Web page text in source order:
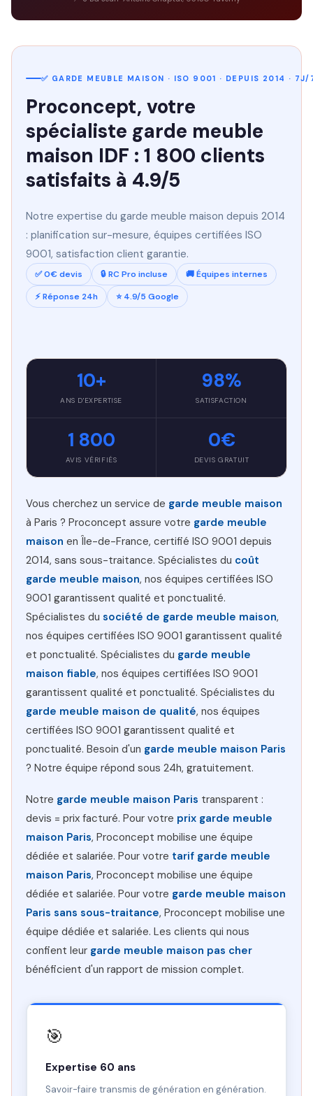
✅ GARDE MEUBLE MAISON · ISO 9001 · DEPUIS 2014 · 7J/
Proconcept, votre
spécialiste garde meuble
maison IDF : 1 800 clients
satisfaits à 4.9/5
Notre expertise du garde meuble maison depuis 2014
: planification sur-mesure, équipes certifiées ISO
9001, satisfaction client garantie.
✅ 0€ devis 🔒 RC Pro incluse
🚚 Équipes internes
⚡ Réponse 24h
⭐ 4.9/5 Google
10+
ANS D'EXPERTISE
98%
SATISFACTION
1 800
AVIS VÉRIFIÉS
0€
DEVIS GRATUIT
Vous cherchez un service de garde meuble maison
à Paris ? Proconcept assure votre garde meuble
maison en Île-de-France, certifié ISO 9001 depuis
2014, sans sous-traitance. Spécialistes du coût
garde meuble maison, nos équipes certifiées ISO
9001 garantissent qualité et ponctualité.
Spécialistes du société de garde meuble maison,
nos équipes certifiées ISO 9001 garantissent qualité
et ponctualité. Spécialistes du garde meuble
maison fiable, nos équipes certifiées ISO 9001
garantissent qualité et ponctualité. Spécialistes du
garde meuble maison de qualité, nos équipes
certifiées ISO 9001 garantissent qualité et
ponctualité. Besoin d'un garde meuble maison Paris
? Notre équipe répond sous 24h, gratuitement.
Notre garde meuble maison Paris transparent :
devis = prix facturé. Pour votre prix garde meuble
maison Paris, Proconcept mobilise une équipe
dédiée et salariée. Pour votre tarif garde meuble
maison Paris, Proconcept mobilise une équipe
dédiée et salariée. Pour votre garde meuble maison
Paris sans sous-traitance, Proconcept mobilise une
équipe dédiée et salariée. Les clients qui nous
confient leur garde meuble maison pas cher
bénéficient d'un rapport de mission complet.
🎯
Expertise 60 ans
Savoir-faire transmis de génération en génération.